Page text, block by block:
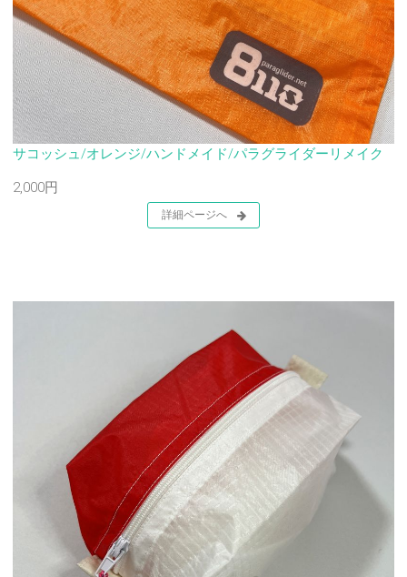
サコッシュ/オレンジ/ハンドメイド/パラグライダーリメイク
2,000円
詳細ページへ